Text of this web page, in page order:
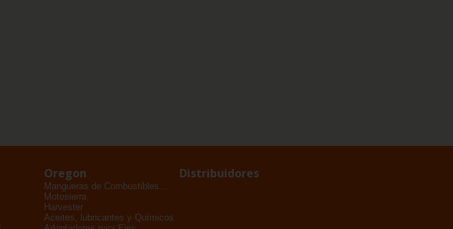
Oregon
Mangueras de Combustibles...
Motosierra
Harvester
Aceites, lubricantes y Químicos
Distribuidores